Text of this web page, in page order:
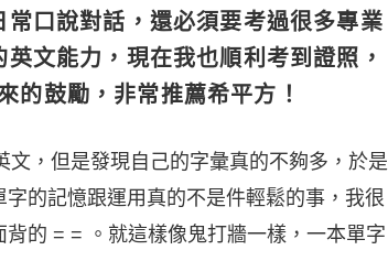
口說對話，還必須要考過很多專業
文能力，現在我也順利考到證照，
鼓勵，非常推薦希平方！
，但是發現自己的字彙真的不夠多，於是
的記憶跟運用真的不是件輕鬆的事，我很
的 = = 。就這樣像鬼打牆一樣，一本單字